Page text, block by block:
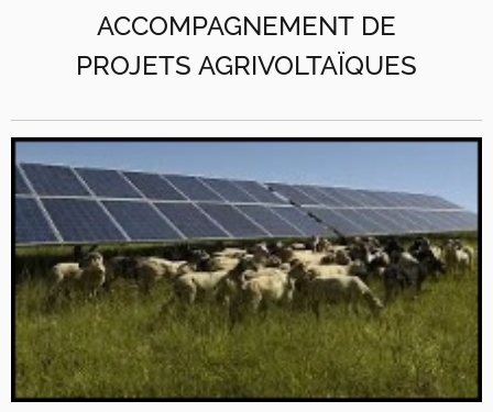
ACCOMPAGNEMENT DE
PROJETS AGRIVOLTAÏQUES